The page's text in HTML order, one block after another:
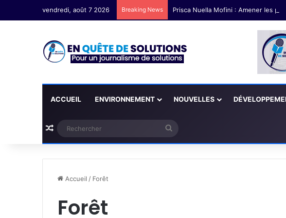
vendredi, août 7 2026 Breaking News Prisca Nuella Mofini : Amener les
ACCUEIL ENVIRONNEMENT NOUVELLES
Plus d'articles
Accueil / Forêt
Forêt